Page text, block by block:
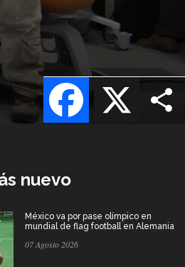
X
Facebook
nuevo
México va por pase olímpico en
mundial de flag football en Alemania
07 Agosto 2026